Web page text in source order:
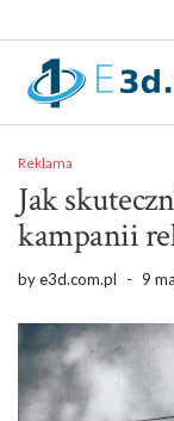
Reklama
Jak
kampanii
bye3d.com.pl - 9